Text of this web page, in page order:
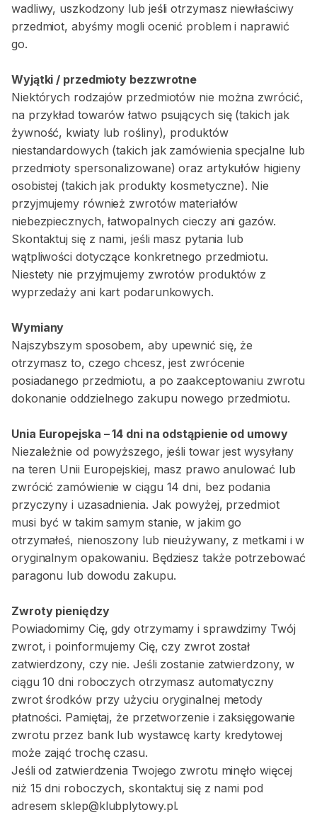
wadliwy, uszkodzony lub jeśli otrzymasz niewłaściwy
przedmiot, abyśmy mogli ocenić problem i naprawić
go.
Wyjątki / przedmioty bezzwrotne
Niektórych rodzajów przedmiotów nie można zwrócić,
na przykład towarów łatwo psujących się (takich jak
żywność, kwiaty lub rośliny), produktów
niestandardowych (takich jak zamówienia specjalne lub
przedmioty spersonalizowane) oraz artykułów higieny
osobistej (takich jak produkty kosmetyczne). Nie
przyjmujemy również zwrotów materiałów
niebezpiecznych, łatwopalnych cieczy ani gazów.
Skontaktuj się z nami, jeśli masz pytania lub
wątpliwości dotyczące konkretnego przedmiotu.
Niestety nie przyjmujemy zwrotów produktów z
wyprzedaży ani kart podarunkowych.
Wymiany
Najszybszym sposobem, aby upewnić się, że
otrzymasz to, czego chcesz, jest zwrócenie
posiadanego przedmiotu, a po zaakceptowaniu zwrotu
dokonanie oddzielnego zakupu nowego przedmiotu.
Unia Europejska – 14 dni na odstąpienie od umowy
Niezależnie od powyższego, jeśli towar jest wysyłany
na teren Unii Europejskiej, masz prawo anulować lub
zwrócić zamówienie w ciągu 14 dni, bez podania
przyczyny i uzasadnienia. Jak powyżej, przedmiot
musi być w takim samym stanie, w jakim go
otrzymałeś, nienoszony lub nieużywany, z metkami i w
oryginalnym opakowaniu. Będziesz także potrzebować
paragonu lub dowodu zakupu.
Zwroty pieniędzy
Powiadomimy Cię, gdy otrzymamy i sprawdzimy Twój
zwrot, i poinformujemy Cię, czy zwrot został
zatwierdzony, czy nie. Jeśli zostanie zatwierdzony, w
ciągu 10 dni roboczych otrzymasz automatyczny
zwrot środków przy użyciu oryginalnej metody
płatności. Pamiętaj, że przetworzenie i zaksięgowanie
zwrotu przez bank lub wystawcę karty kredytowej
może zająć trochę czasu.
Jeśli od zatwierdzenia Twojego zwrotu minęło więcej
niż 15 dni roboczych, skontaktuj się z nami pod
adresemsklep@klubplytowy.pl.